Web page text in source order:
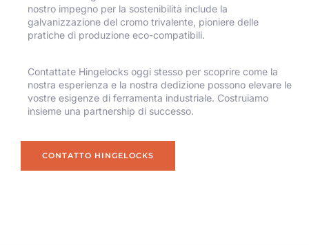
nostro impegno per la sostenibilità include la
galvanizzazione del cromo trivalente, pioniere delle
pratiche di produzione eco-compatibili.
Contattate Hingelocks oggi stesso per scoprire come la
nostra esperienza e la nostra dedizione possono elevare le
vostre esigenze di ferramenta industriale. Costruiamo
insieme una partnership di successo.
CONTATTO HINGELOCKS